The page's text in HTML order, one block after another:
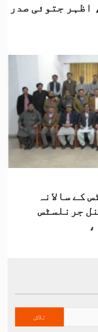
اظہر جتوئی صدر
کے سالانہ
جرنلسٹس